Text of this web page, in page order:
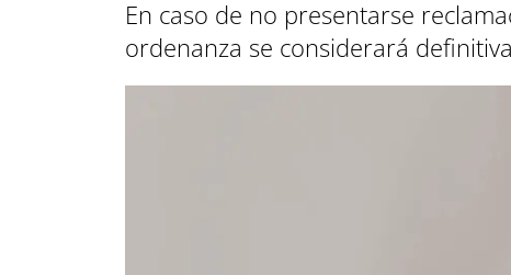
En caso de no presentarse
ordenanza se considerará